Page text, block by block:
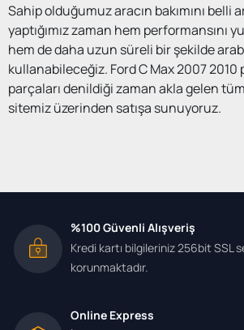
Sahip olduğumuz aracın bakımını belli
yaptığımız zaman hem performansını
hem de daha uzun süreli bir şekilde
kullanabileceğiz. Ford C Max 2007 2010
parçaları denildiği zaman akla gelen
sitemiz üzerinden satışa sunuyoruz.
Bakım Parçaları
Ford C Max 2007 2010 periyodik Bakım
farklı materyalden oluşuyor. Bunların
bakımlarını gerçekleştirirken, mutlaka
%100 Güvenli Alışveriş
Kredi kartı bilgileriniz 256bit SSL
korunmaktadır.
Online Express